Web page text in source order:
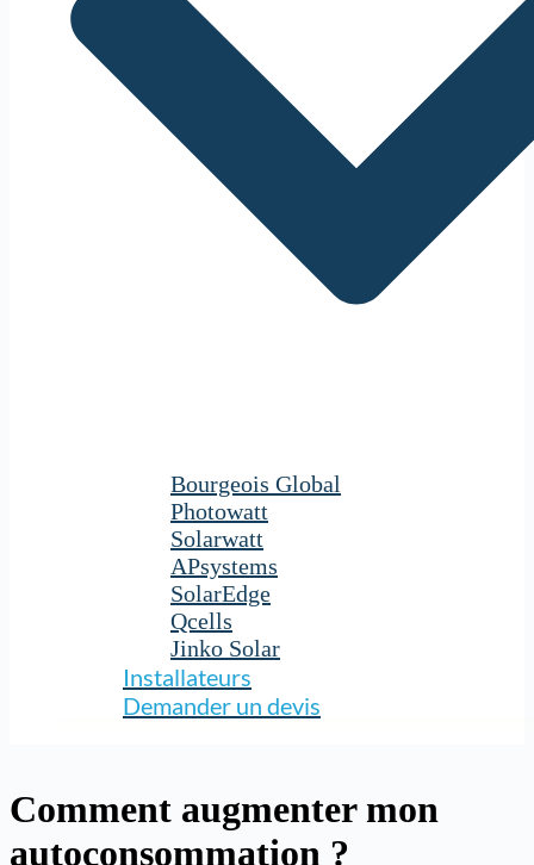
Bourgeois Global
Photowatt
Solarwatt
APsystems
SolarEdge
Qcells
Jinko Solar
Installateurs
Demander un devis
Comment augmenter mon
autoconsommation ?